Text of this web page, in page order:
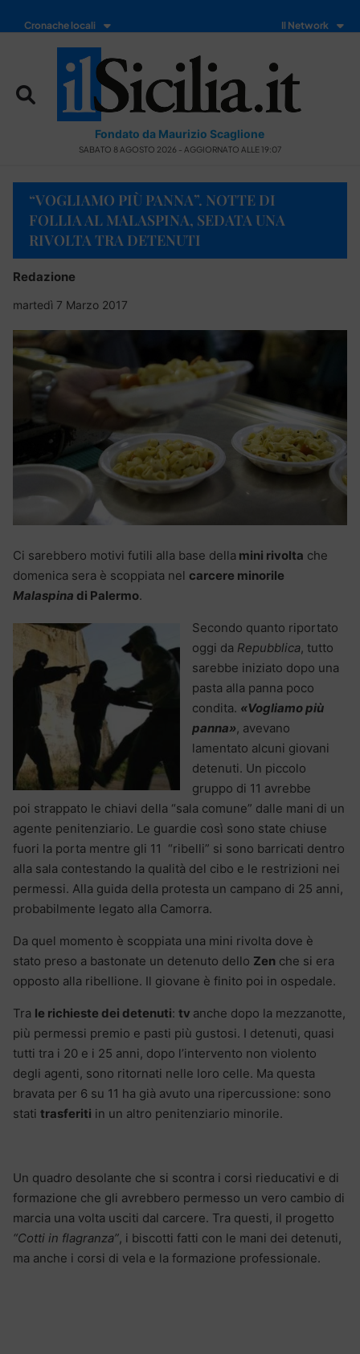
Cronache locali Il Network
Fondato da Maurizio Scaglione
SABATO 8 AGOSTO 2026 - AGGIORNATO ALLE 19:07
“VOGLIAMO PIÙ PANNA”. NOTTE DI
FOLLIA AL MALASPINA, SEDATA UNA
RIVOLTA TRA DETENUTI
Redazione
martedì 7 Marzo 2017
Ci sarebbero motivi futili alla base della mini rivolta che
domenica sera è scoppiata nel carcere minorile
Malaspina di Palermo.
Secondo quanto riportato
oggi da Repubblica, tutto
sarebbe iniziato dopo una
pasta alla panna poco
condita. «Vogliamo più
panna», avevano
lamentato alcuni giovani
detenuti. Un piccolo
gruppo di 11 avrebbe
poi strappato le chiavi della “sala comune” dalle mani di un
agente penitenziario. Le guardie così sono state chiuse
fuori la porta mentre gli 11 “ribelli” si sono barricati dentro
alla sala contestando la qualità del cibo e le restrizioni nei
permessi. Alla guida della protesta un campano di 25 anni,
probabilmente legato alla Camorra.
Da quel momento è scoppiata una mini rivolta dove è
stato preso a bastonate un detenuto dello Zen che si era
opposto alla ribellione. Il giovane è finito poi in ospedale.
Tra le richieste dei detenuti: tv anche dopo la mezzanotte,
più permessi premio e pasti più gustosi. I detenuti, quasi
tutti tra i 20 e i 25 anni, dopo l’intervento non violento
degli agenti, sono ritornati nelle loro celle. Ma questa
bravata per 6 su 11 ha già avuto una ripercussione: sono
stati trasferiti in un altro penitenziario minorile.
Un quadro desolante che si scontra i corsi rieducativi e di
formazione che gli avrebbero permesso un vero cambio di
marcia una volta usciti dal carcere. Tra questi, il progetto
“Cotti in flagranza”, i biscotti fatti con le mani dei detenuti,
ma anche i corsi di vela e la formazione professionale.